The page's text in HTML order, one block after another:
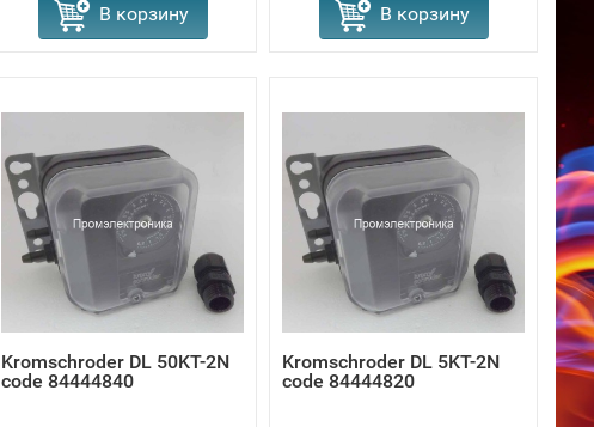
В корзину В корзину
Kromschroder DL 50KT-2N
code 84444840
Kromschroder DL 5KT-2N
code 84444820